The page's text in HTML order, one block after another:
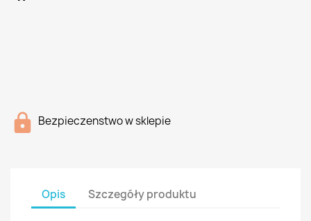
Bezpieczenstwo w sklepie
Opis Szczegóły produktu